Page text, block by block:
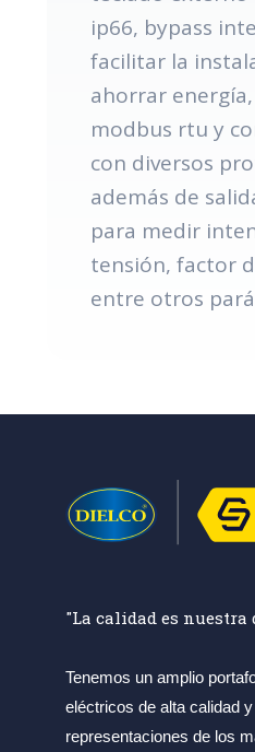
ip66, bypass
facilitar la
ahorrar
modbus rtu y
con diversos
además de
para medir
tensión, factor
entre otros
"La calidad es
Tenemos un amplio
eléctricos de alta calidad
representaciones de los